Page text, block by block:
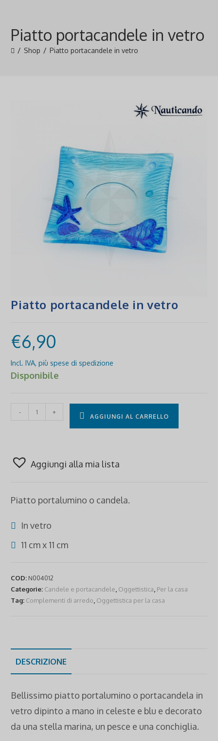
contenuto
Piatto portacandele in vetro
/ Shop / Piatto portacandele in vetro
Piatto portacandele in vetro
€6,90
Disponibile
quantità
- +
AGGIUNGI AL CARRELLO
Aggiungi alla mia lista
Piatto portalumino o candela.
In vetro
11 cm x 11 cm
COD: N004012
Categorie: Candele e portacandele Oggettistica Per la casa
Tag: Complementi di arredo Oggettistica per la casa
DESCRIZIONE
Bellissimo piatto portalumino o portacandela in
vetro dipinto a mano in celeste e blu e decorato
da una stella marina, un pesce e una conchiglia.